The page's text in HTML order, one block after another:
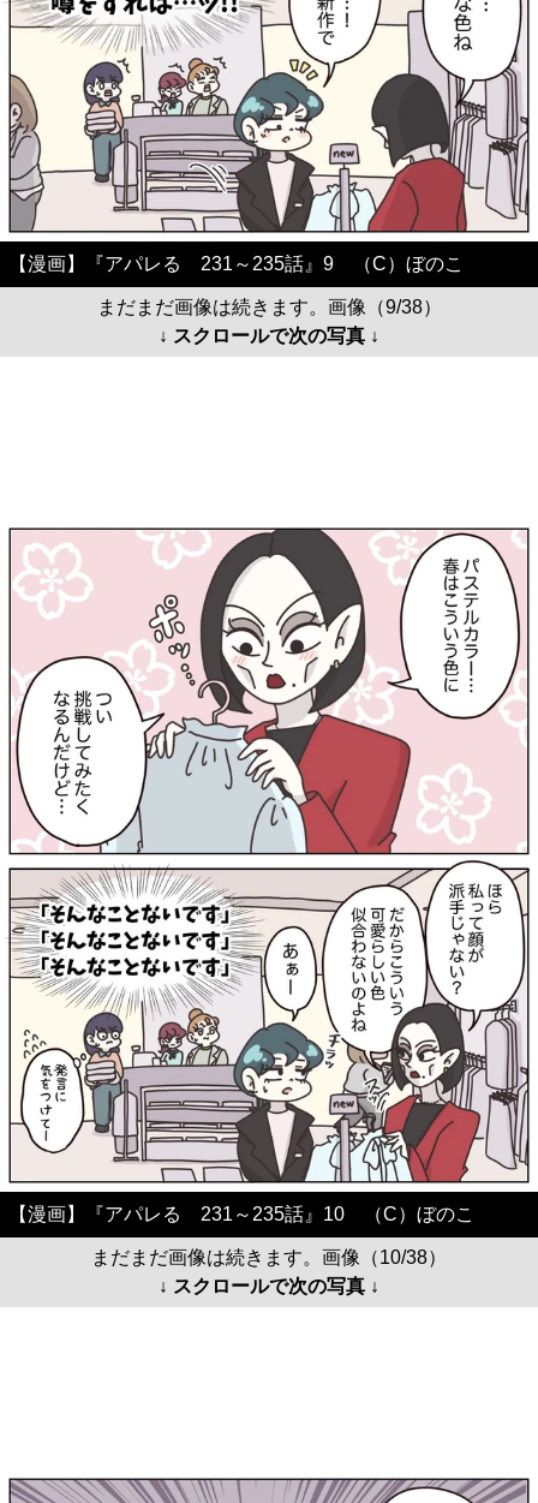
【漫画】『アパレる 231～235話』9 （C）ぼのこ
まだまだ画像は続きます。画像（9/38）
↓ スクロールで次の写真 ↓
【漫画】『アパレる 231～235話』10 （C）ぼのこ
まだまだ画像は続きます。画像（10/38）
↓ スクロールで次の写真 ↓